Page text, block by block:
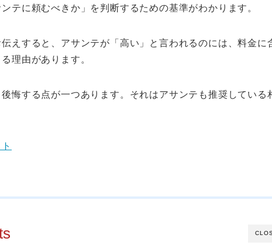
テに頼むべきか」を判断するための基準がわかります。
えすると、アサンテが「高い」と言われるのには、料金に
理由があります。
悔する点が一つあります。それはアサンテも推奨している